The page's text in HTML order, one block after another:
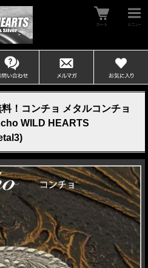
！コンチョ メタルコンチョ
WILD HEARTS